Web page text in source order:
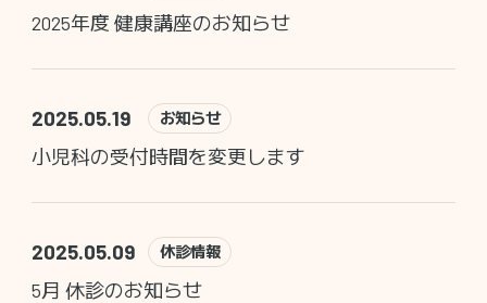
2025年度 健康講座のお知らせ
2025.05.19 お知らせ
小児科の受付時間を変更します
2025.05.09 休診情報
5月 休診のお知らせ